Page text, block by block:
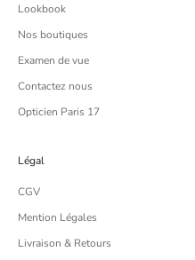
Lookbook
Nos boutiques
Examen de vue
Contactez nous
Opticien Paris 17
Légal
CGV
Mention Légales
Livraison & Retours